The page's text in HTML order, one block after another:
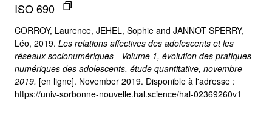
ISO 690
CORROY, Laurence, JEHEL, Sophie and JANNOT SPERRY,
Léo, 2019. Les relations affectives des adolescents et les
réseaux socionumériques - Volume 1, évolution des pratiques
numériques des adolescents, étude quantitative, novembre
2019. [en ligne]. November 2019. Disponible à l'adresse :
https://univ-sorbonne-nouvelle.hal.science/hal-02369260v1